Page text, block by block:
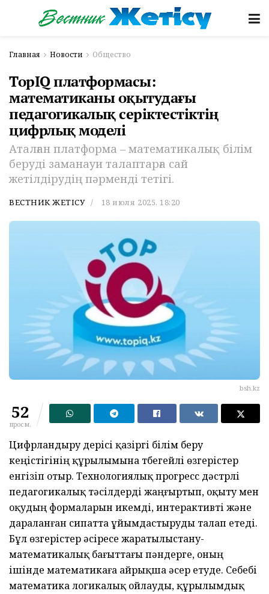
Главная Новости Общество
TopIQ платформасы:
математиканы оқытудағы
педагогикалық серіктестіктің
цифрлық моделі
Аталған платформа – математикалық білім
беруді заманауи талаптарға сай
жетілдірудің пәрменді тетігі.
ВЕСТНИК ЖЕТІСУ 18 июля 2025, 18:20
bsh.kz
52
просм.
Цифрландыру үдерісі қазіргі білім беру
кеңістігінің құрылымына түбегейлі өзгерістер
енгізіп отыр. Технологиялық прогресс дәстүрлі
педагогикалық тәсілдерді жаңғыртып, оқыту мен
оқудың формаларын икемді, интерактивті және
дараланған сипатта ұйымдастыруды талап етеді.
Бұл өзгерістер әсіресе жаратылыстану-
математикалық бағыттағы пәндерге, оның
ішінде математикаға айрықша әсер етуде. Себебі
математика логикалық ойлауды, құрылымдық